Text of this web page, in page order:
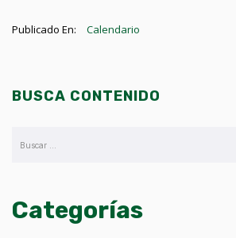
Publicado En: Calendario
BUSCA CONTENIDO
Categorías